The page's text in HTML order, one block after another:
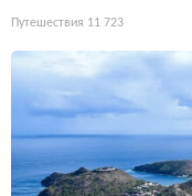
Путешествия 11 723